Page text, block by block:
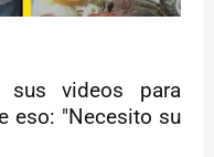
sus videos para
eso: "Necesito su